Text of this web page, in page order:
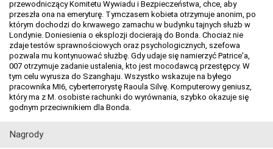
przewodniczący Komitetu Wywiadu i Bezpieczeństwa, chce, aby
przeszła ona na emeryturę. Tymczasem kobieta otrzymuje anonim, po
którym dochodzi do krwawego zamachu w budynku tajnych służb w
Londynie. Doniesienia o eksplozji docierają do Bonda. Chociaż nie
zdaje testów sprawnościowych oraz psychologicznych, szefowa
pozwala mu kontynuować służbę. Gdy udaje się namierzyć Patrice'a,
007 otrzymuje zadanie ustalenia, kto jest mocodawcą przestępcy. W
tym celu wyrusza do Szanghaju. Wszystko wskazuje na byłego
pracownika MI6, cyberterrorystę Raoula Silvę. Komputerowy geniusz,
który ma z M. osobiste rachunki do wyrównania, szybko okazuje się
godnym przeciwnikiem dla Bonda.
Nagrody